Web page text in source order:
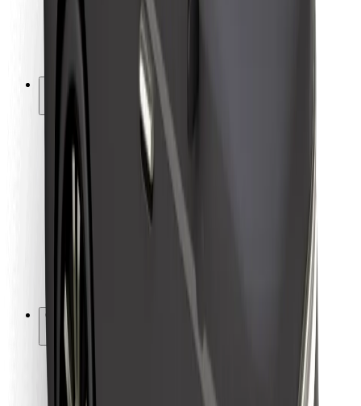
Soluções para as cidades
Estações de carregamento da Bolt
Para passageiros
Para motoristas
Para estafetas
Bolt Food
Para restaurantes
Outros